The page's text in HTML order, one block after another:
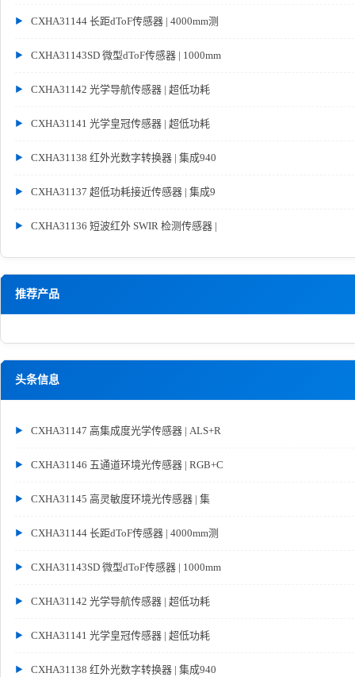
CXHA31144 长距dToF传感器 | 4000mm测
CXHA31143SD 微型dToF传感器 | 1000mm
CXHA31142 光学导航传感器 | 超低功耗
CXHA31141 光学皇冠传感器 | 超低功耗
CXHA31138 红外光数字转换器 | 集成940
CXHA31137 超低功耗接近传感器 | 集成9
CXHA31136 短波红外 SWIR 检测传感器 |
推荐产品
头条信息
CXHA31147 高集成度光学传感器 | ALS+R
CXHA31146 五通道环境光传感器 | RGB+C
CXHA31145 高灵敏度环境光传感器 | 集
CXHA31144 长距dToF传感器 | 4000mm测
CXHA31143SD 微型dToF传感器 | 1000mm
CXHA31142 光学导航传感器 | 超低功耗
CXHA31141 光学皇冠传感器 | 超低功耗
CXHA31138 红外光数字转换器 | 集成940